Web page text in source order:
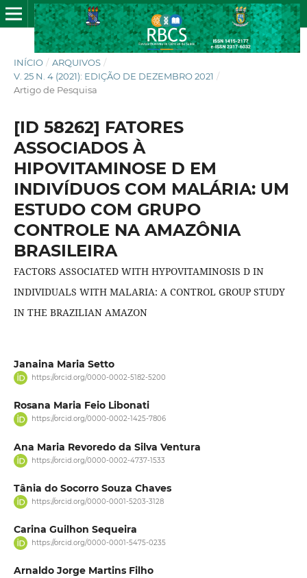
INÍCIO / ARQUIVOS /
V. 25 N. 4 (2021): EDIÇÃO DE DEZEMBRO 2021 /
Artigo de Pesquisa
[ID 58262] FATORES
ASSOCIADOS À
HIPOVITAMINOSE D EM
INDIVÍDUOS COM MALÁRIA: UM
ESTUDO COM GRUPO
CONTROLE NA AMAZÔNIA
BRASILEIRA
FACTORS ASSOCIATED WITH HYPOVITAMINOSIS D IN
INDIVIDUALS WITH MALARIA: A CONTROL GROUP STUDY
IN THE BRAZILIAN AMAZON
Janaina Maria Setto
https://orcid.org/0000-0002-5182-5200
Rosana Maria Feio Libonati
https://orcid.org/0000-0002-1425-7806
Ana Maria Revoredo da Silva Ventura
https://orcid.org/0000-0002-4737-1533
Tânia do Socorro Souza Chaves
https://orcid.org/0000-0001-5203-3128
Carina Guilhon Sequeira
https://orcid.org/0000-0001-5475-0235
Arnaldo Jorge Martins Filho